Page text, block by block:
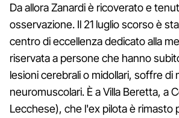
Da allora Zanardi è ricoverato e
osservazione. Il 21 luglio scorso è
centro di eccellenza dedicato alla
riservata a persone che hanno
lesioni cerebrali o midollari, soffre di
neuromuscolari. È a Villa Beretta, a
Lecchese), che l'ex pilota è rimasto